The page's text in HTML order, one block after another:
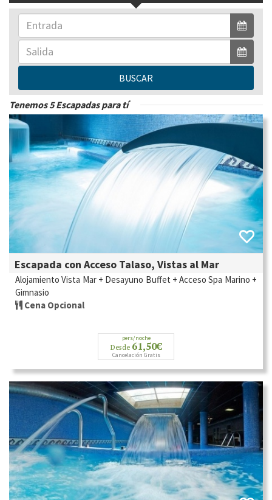
Habitaciones del Hotel:97
BUSCAR
Tenemos 5 Escapadas para tí
Escapada con Acceso Talaso, Vistas al Mar
Alojamiento Vista Mar + Desayuno Buffet + Acceso Spa Marino +
Gimnasio
Cena Opcional
pers/noche
Desde 61,50€
Cancelación Gratis